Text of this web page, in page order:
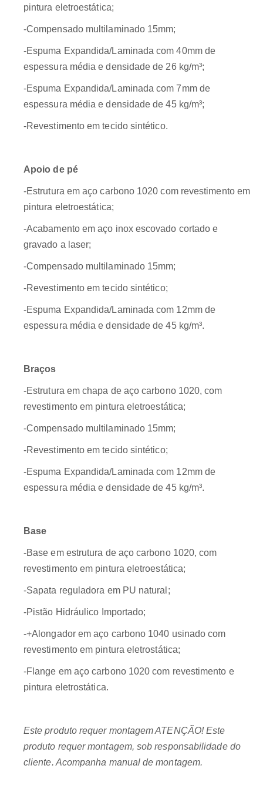
pintura eletroestática;
-Compensado multilaminado 15mm;
-Espuma Expandida/Laminada com 40mm de
espessura média e densidade de 26 kg/m³;
-Espuma Expandida/Laminada com 7mm de
espessura média e densidade de 45 kg/m³;
-Revestimento em tecido sintético.
Apoio de pé
-Estrutura em aço carbono 1020 com revestimento em
pintura eletroestática;
-Acabamento em aço inox escovado cortado e
gravado a laser;
-Compensado multilaminado 15mm;
-Revestimento em tecido sintético;
-Espuma Expandida/Laminada com 12mm de
espessura média e densidade de 45 kg/m³.
Braços
-Estrutura em chapa de aço carbono 1020, com
revestimento em pintura eletroestática;
-Compensado multilaminado 15mm;
-Revestimento em tecido sintético;
-Espuma Expandida/Laminada com 12mm de
espessura média e densidade de 45 kg/m³.
Base
-Base em estrutura de aço carbono 1020, com
revestimento em pintura eletroestática;
-Sapata reguladora em PU natural;
-Pistão Hidráulico Importado;
-+Alongador em aço carbono 1040 usinado com
revestimento em pintura eletrostática;
-Flange em aço carbono 1020 com revestimento e
pintura eletrostática.
Este produto requer montagem ATENÇÃO! Este
produto requer montagem, sob responsabilidade do
cliente. Acompanha manual de montagem.